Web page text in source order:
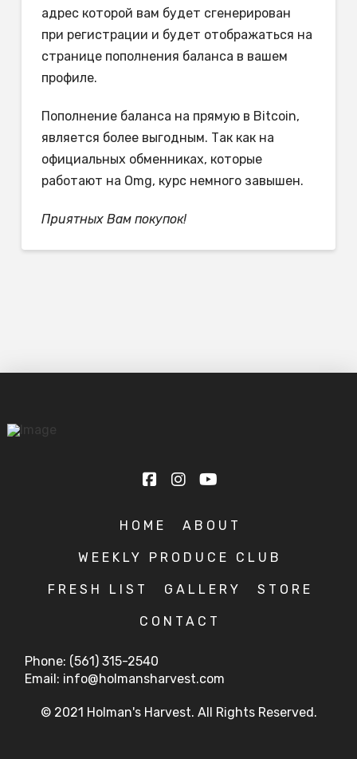
адрес которой вам будет сгенерирован
при регистрации и будет отображаться на
странице пополнения баланса в вашем
профиле.
Пополнение баланса на прямую в Bitcoin,
является более выгодным. Так как на
официальных обменниках, которые
работают на Omg, курс немного завышен.
Приятных Вам покупок!
HOME ABOUT
WEEKLY PRODUCE CLUB
FRESH LIST GALLERY STORE
CONTACT
Phone: (561) 315-2540
Email: info@holmansharvest.com
© 2021 Holman's Harvest. All Rights Reserved.